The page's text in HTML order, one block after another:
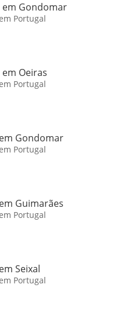
em Gondomar
Portugal
Oeiras
Portugal
Gondomar
Portugal
Guimarães
Portugal
Seixal
Portugal